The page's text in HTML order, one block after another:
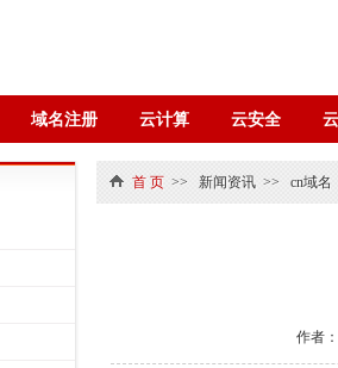
域名注册 云计算 云安全
首 页 >> 新闻资讯 >> cn域名
作者